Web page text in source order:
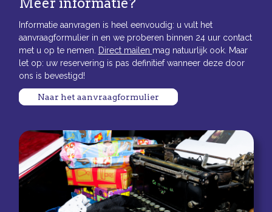
Informatie aanvragen is heel eenvoudig: u vult het
aanvraagformulier in en we proberen binnen 24 uur contact
met u op te nemen.
Direct mailen mag natuurlijk ook. Maar
let op: uw reservering is pas definitief wanneer deze door
ons is bevestigd!
Naar het aanvraagformulier